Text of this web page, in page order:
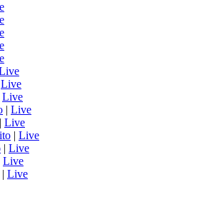
Live
Live
| Live
| Live
| Live
| Live
Live
| Live